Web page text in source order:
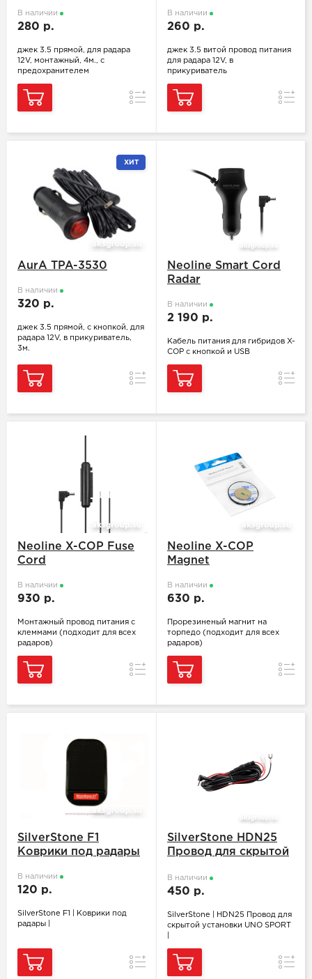
В наличии
280 р.
джек 3.5 прямой, для радара
12V, монтажный, 4м., с
предохранителем
Сравнение
В наличии
260 р.
джек 3.5 витой провод питания
для радара 12V, в
прикуриватель
ХИТ
AurA TPA-3530
В наличии
320 р.
джек 3.5 прямой, с кнопкой, для
радара 12V, в прикуриватель,
3м.
Сравнение
Neoline Smart Cord
Radar
В наличии
2 190 р.
Кабель питания для гибридов X-
COP с кнопкой и USB
Neoline X-COP Fuse
Cord
В наличии
930 р.
Монтажный провод питания с
клеммами (подходит для всех
радаров)
Сравнение
Neoline X-COP
Magnet
В наличии
630 р.
Прорезиненый магнит на
торпедо (подходит для всех
радаров)
SilverStone F1
Коврики под радары
В наличии
120 р.
SilverStone F1 | Коврики под
радары |
Сравнение
SilverStone HDN25
Провод для скрытой
SPORT
В наличии
450 р.
SilverStone | HDN25 Провод для
скрытой установки UNO SPORT